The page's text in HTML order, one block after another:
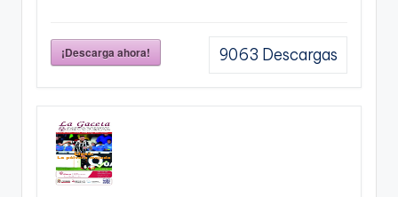
¡Descarga ahora! 9063 Descargas